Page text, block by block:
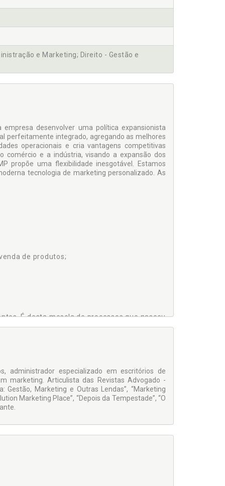
e Marketing; Direito - Gestão e
desenvolver uma política expansionista
perfeitamente integrado, agregando as melhores
operacionais e cria vantagens competitivas
comércio e a indústria, visando a expansão dos
propõe uma flexibilidade inesgotável. Estamos
tecnologia de marketing personalizado. As
de produtos;
É desta mescla de processos que nasceu
era encontrar uma teoria viável para o
o Revolution Marketing Place para sua
administrador especializado em escritórios de
marketing. Articulista das Revistas Advogado -
Gestão, Marketing e Outras Lendas”, “Marketing
Marketing Place”, “Depois da Tempestade”, “O